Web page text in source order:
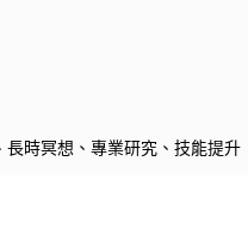
時冥想、專業研究、技能提升